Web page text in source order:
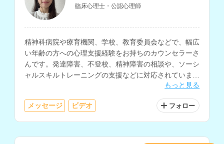
臨床心理士・公認心理師
精神科病院や療育機関、学校、教育委員会などで、幅広
い年齢の方への心理支援経験をお持ちのカウンセラーさ
んです。発達障害、不登校、精神障害の相談や、ソーシ
ャルスキルトレーニングの支援などに対応されていま
もっと見る
メッセージ ビデオ フォロー